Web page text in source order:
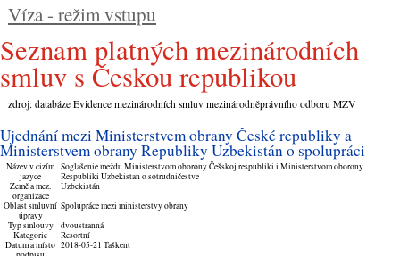
Víza - režim vstupu
Seznam platných mezinárodních
smluv s Českou republikou
zdroj: databáze Evidence mezinárodních smluv mezinárodněprávního odboru MZV
Ujednání mezi Ministerstvem obrany České republiky a
Ministerstvem obrany Republiky Uzbekistán o spolupráci
Název v cizím
jazyce
Soglašenie meždu Ministerstvom oborony Češskoj respubliki i Ministerstvom oborony
Respubliki Uzbekistan o sotrudničestve
Země a mez.
organizace
Uzbekistán
Oblast smluvní
úpravy
Spolupráce mezi ministerstvy obrany
Typ smlouvy
dvoustranná
Kategorie
Resortní
Datum a místo 2018-05-21 Taškent